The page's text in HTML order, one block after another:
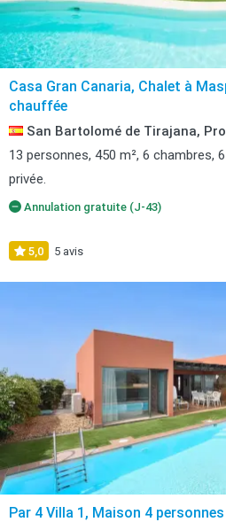
Casa Gran Canaria, Chalet à
chauffée
San Bartolomé de Tirajana,
13 personnes, 450 m², 6 chambres,
privée.
Annulation gratuite (J-43)
5,0 5 avis
Par 4 Villa 1, Maison 4